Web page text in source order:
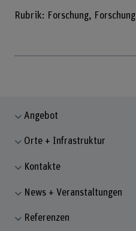
Rubrik: Forschung, Forschung
Angebot
Orte + Infrastruktur
Kontakte
News + Veranstaltungen
Referenzen